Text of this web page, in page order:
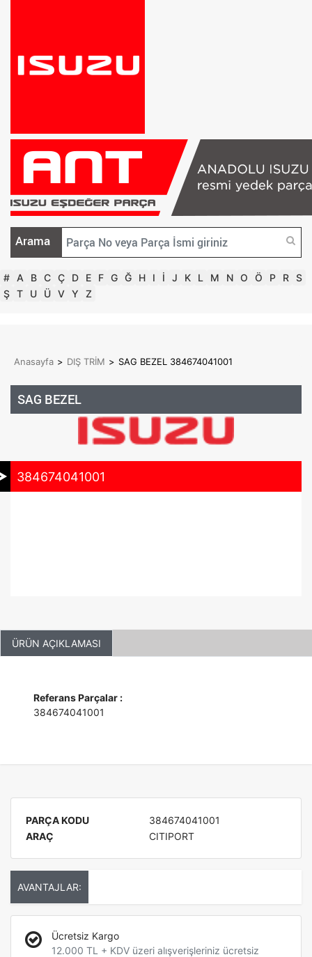
Arama
# A B C Ç D E F G Ğ H I İ J K L M N O Ö P R S
Ş T U Ü V Y Z
Anasayfa > DIŞ TRİM > SAG BEZEL 384674041001
SAG BEZEL
384674041001
ÜRÜN AÇIKLAMASI
Referans Parçalar :
384674041001
PARÇA KODU
384674041001
ARAÇ
CITIPORT
AVANTAJLAR:
Ücretsiz Kargo
12.000 TL + KDV üzeri alışverişleriniz ücretsiz